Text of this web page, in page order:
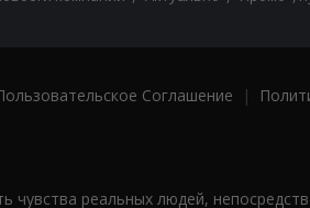
Соглашение |
реальных людей,